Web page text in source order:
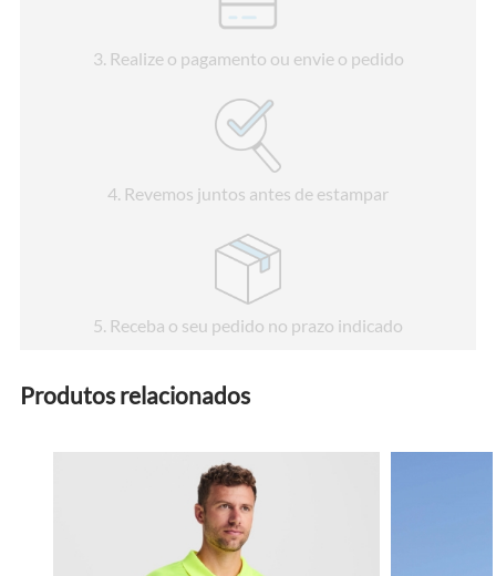
3. Realize o pagamento ou envie o pedido
4. Revemos juntos antes de estampar
5 . Receba o seu pedido no prazo indicado
Produtos relacionados